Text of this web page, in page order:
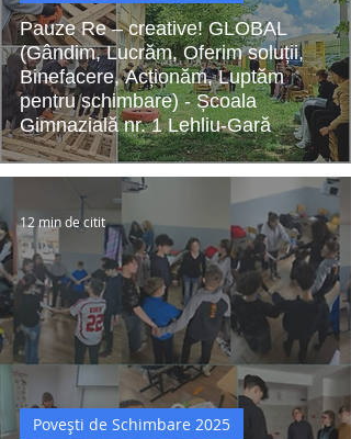
Pauze Re – creative! GLOBAL
(Gândim, Lucrăm, Oferim soluții,
Binefacere, Acționăm, Luptăm
pentru schimbare) - Școala
Gimnazială nr. 1 Lehliu-Gară
Povești de Schimbare 2025
12 min de citit